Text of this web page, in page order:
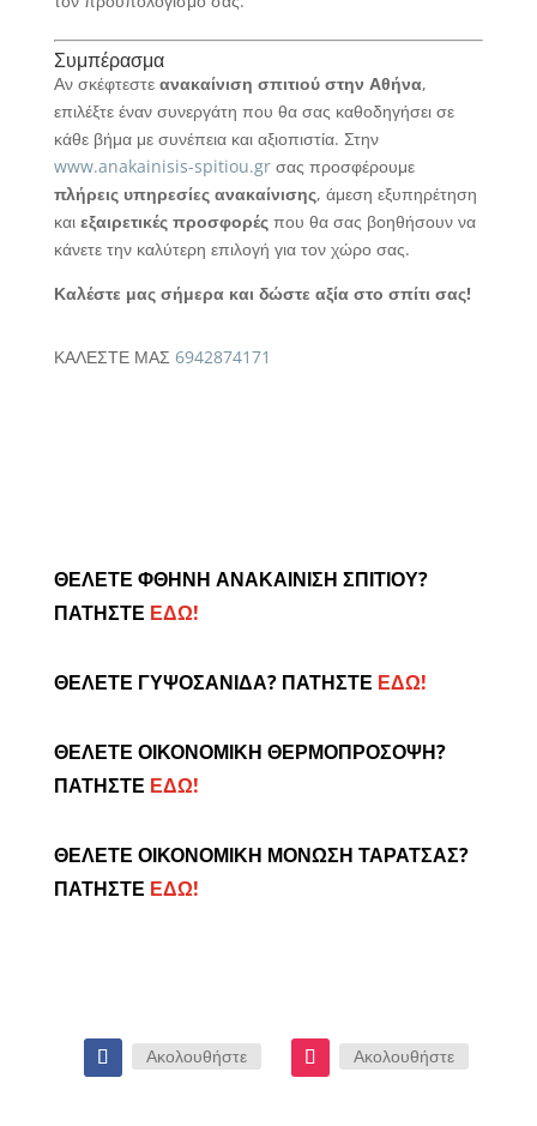
Συμπέρασμα
Αν σκέφτεστε ανακαίνιση σπιτιού στην Αθήνα,
επιλέξτε έναν συνεργάτη που θα σας καθοδηγήσει σε
κάθε βήμα με συνέπεια και αξιοπιστία. Στην
www.anakainisis-spitiou.grσας προσφέρουμε
πλήρεις υπηρεσίες ανακαίνισης, άμεση εξυπηρέτηση
και εξαιρετικές προσφορέςπου θα σας βοηθήσουν να
κάνετε την καλύτερη επιλογή για τον χώρο σας.
Καλέστε μας σήμερα και δώστε αξία στο σπίτι σας!
ΚΑΛΕΣΤΕ ΜΑΣ 6942874171
ΘΕΛΕΤΕ ΦΘΗΝΗ ΑΝΑΚΑΙΝΙΣΗ ΣΠΙΤΙΟΥ?
ΠΑΤΗΣΤΕ ΕΔΩ!
ΘΕΛΕΤΕ ΓΥΨΟΣΑΝΙΔΑ? ΠΑΤΗΣΤΕ ΕΔΩ!
ΘΕΛΕΤΕ ΟΙΚΟΝΟΜΙΚΗ ΘΕΡΜΟΠΡΟΣΟΨΗ?
ΠΑΤΗΣΤΕ ΕΔΩ!
ΘΕΛΕΤΕ ΟΙΚΟΝΟΜΙΚΗ ΜΟΝΩΣΗ ΤΑΡΑΤΣΑΣ?
ΠΑΤΗΣΤΕ ΕΔΩ!
Ακολουθήστε Ακολουθήστε